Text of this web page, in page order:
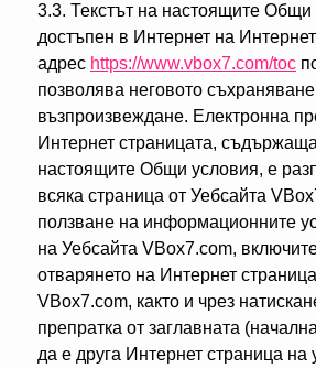
3.3. Текстът на настоящите Общи
достъпен в Интернет на
адрес https://www.vbox7.com/toc
позволява неговото
възпроизвеждане. Електронна
Интернет страницата,
настоящите Общи условия, е
всяка страница от Уебсайта
ползване на информационните
на Уебсайта VBox7.com,
отварянето на Интернет
VBox7.com, както и чрез
препратка от заглавната
да е друга Интернет страница на